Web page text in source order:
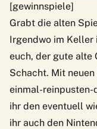
[gewinnspiele]
Grabt die alten
Irgendwo im Keller
euch, der gute alte
Schacht. Mit
einmal-reinpusten-
ihr den eventuell
ihr auch den